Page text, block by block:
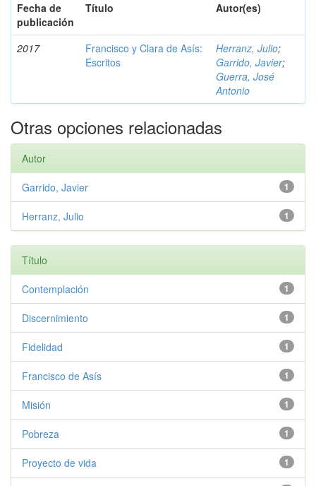
Fecha de
publicación
Título Autor(es)
2017
Francisco y Clara de Asís:
Escritos
Herranz, Julio;
Garrido, Javier;
Guerra, José
Antonio
Otras opciones relacionadas
Autor
1
Garrido, Javier
1
Herranz, Julio
Título
1
Contemplación
1
Discernimiento
1
Fidelidad
1
Francisco de Asís
1
Misión
1
Pobreza
1
Proyecto de vida